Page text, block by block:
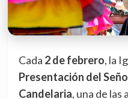
Cada 2 de febrero, la
Presentación del
Candelaria, una de las